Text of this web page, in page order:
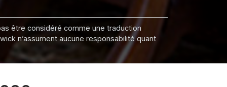
être considéré comme une traduction
n’assument aucune responsabilité quant